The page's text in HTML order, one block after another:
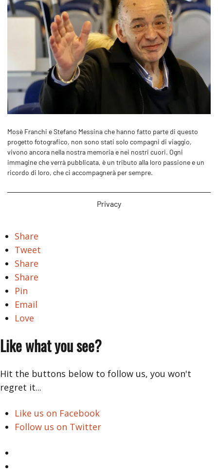
Mosè Franchi e Stefano Messina che hanno fatto parte di questo
progetto fotografico, non sono stati solo compagni di viaggio,
vivono ancora nella nostra memoria e nei nostri cuori. Ogni
immagine che verrà pubblicata, è un tributo alla loro passione e un
ricordo di loro, che ci accompagnerà per sempre.
Privacy
Share
Tweet
Share
Share
Pin
Email
Love
Like what you see?
Hit the buttons below to follow us, you won't
regret it...
Like us on Facebook
Follow us on Twitter